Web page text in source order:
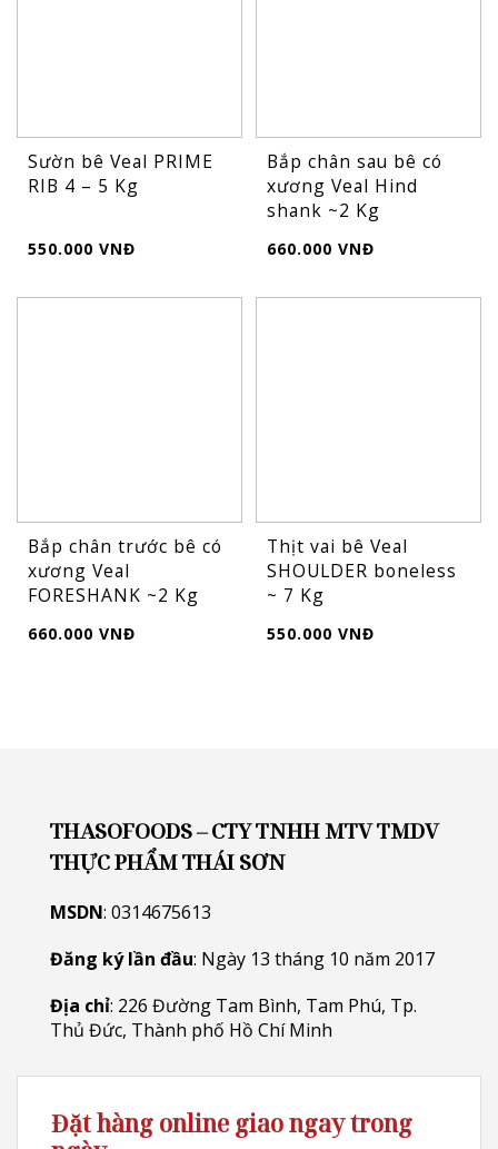
Sườn bê Veal PRIME
RIB 4 – 5 Kg
550.000 VNĐ
Bắp chân sau bê có
xương Veal Hind
shank ~2 Kg
660.000 VNĐ
Bắp chân trước bê có
xương Veal
FORESHANK ~2 Kg
660.000 VNĐ
Thịt vai bê Veal
SHOULDER boneless
~ 7 Kg
550.000 VNĐ
THASOFOODS – CTY TNHH MTV TMDV
THỰC PHẨM THÁI SƠN
MSDN: 0314675613
Đăng ký lần đầu: Ngày 13 tháng 10 năm 2017
Địa chỉ: 226 Đường Tam Bình, Tam Phú, Tp.
Thủ Đức, Thành phố Hồ Chí Minh
Đặt hàng online giao ngay trong